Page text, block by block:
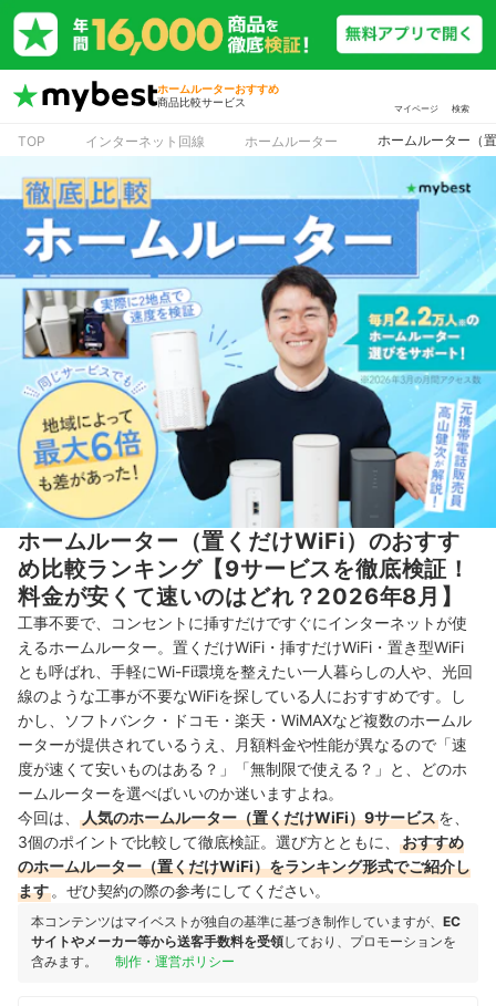
ホームルーターおすすめ
商品比較サービス
マイページ 検索
TOP インターネット回線 ホームルーター ホームルーター（
ホームルーター（置くだけWiFi）のおすす
め比較ランキング【9サービスを徹底検証！
料金が安くて速いのはどれ？2026年8月】
工事不要で、コンセントに挿すだけですぐにインターネットが使
えるホームルーター。置くだけWiFi・挿すだけWiFi・置き型WiFi
とも呼ばれ、手軽にWi-Fi環境を整えたい一人暮らしの人や、光回
線のような工事が不要なWiFiを探している人におすすめです。し
かし、ソフトバンク・ドコモ・楽天・WiMAXなど複数のホームル
ーターが提供されているうえ、月額料金や性能が異なるので「速
度が速くて安いものはある？」「無制限で使える？」と、どのホ
ームルーターを選べばいいのか迷いますよね。
今回は、
人気のホームルーター（置くだけWiFi）9サービスを、
3個のポイントで比較して徹底検証。選び方とともに、
おすすめ
のホームルーター（置くだけWiFi）をランキング形式でご紹介し
ます 。ぜひ契約の際の参考にしてください。
本コンテンツはマイベストが独自の基準に基づき制作していますが、 EC
サイトやメーカー等から送客手数料を受領しており、プロモーションを
含みます。
制作・運営ポリシー